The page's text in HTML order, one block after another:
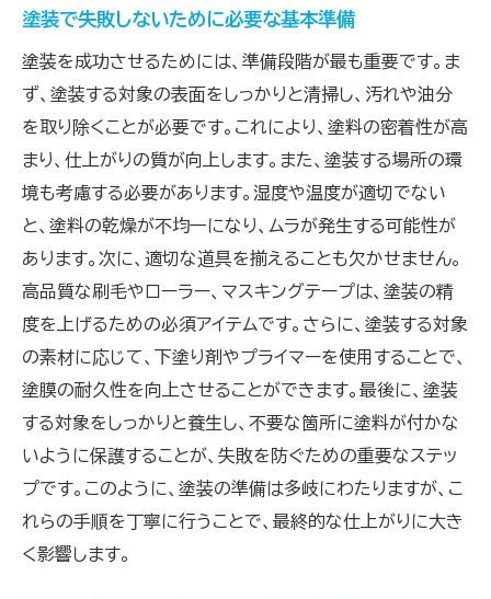
色彩の魔法を操る！塗装テクニックで空間を変え
塗装の仕上がりを高める色の組み合わせ
プロの技術を学ぶ！色の塗り分けテクニック
空間の印象を変えるカラーバランスの取り方
塗装で魅せる！空間演出のためのカラー戦略
色彩の魔法で空間を生き生きとさせる方法
塗装の仕上がりを左右するポイントと注意点
塗装の失敗を防ぐための注意点リスト
塗装後のメンテナンスで美しさを保つ方法
初心者が犯しがちな塗装のミスとその回避法
仕上がりを左右する塗装プロセスの管理
塗装の耐久性を高めるために知っておくべき
塗装で失敗しないために必要な基本準備
塗装を成功させるためには、準備段階が最も重要です。ま
ず、塗装する対象の表面をしっかりと清掃し、汚れや油分
を取り除くことが必要です。これにより、塗料の密着性が高
まり、仕上がりの質が向上します。また、塗装する場所の環
境も考慮する必要があります。湿度や温度が適切でない
と、塗料の乾燥が不均一になり、ムラが発生する可能性が
あります。次に、適切な道具を揃えることも欠かせません。
高品質な刷毛やローラー、マスキングテープは、塗装の精
度を上げるための必須アイテムです。さらに、塗装する対象
の素材に応じて、下塗り剤やプライマーを使用することで、
塗膜の耐久性を向上させることができます。最後に、塗装
する対象をしっかりと養生し、不要な箇所に塗料が付かな
いように保護することが、失敗を防ぐための重要なステッ
プです。このように、塗装の準備は多岐にわたりますが、こ
れらの手順を丁寧に行うことで、最終的な仕上がりに大き
く影響します。